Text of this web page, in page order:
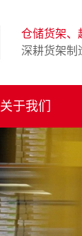
仓储货架、
深耕货架制
关于我们